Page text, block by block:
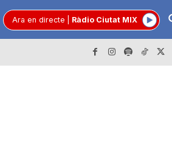
Ara en directe Ràdio Ciutat MIX